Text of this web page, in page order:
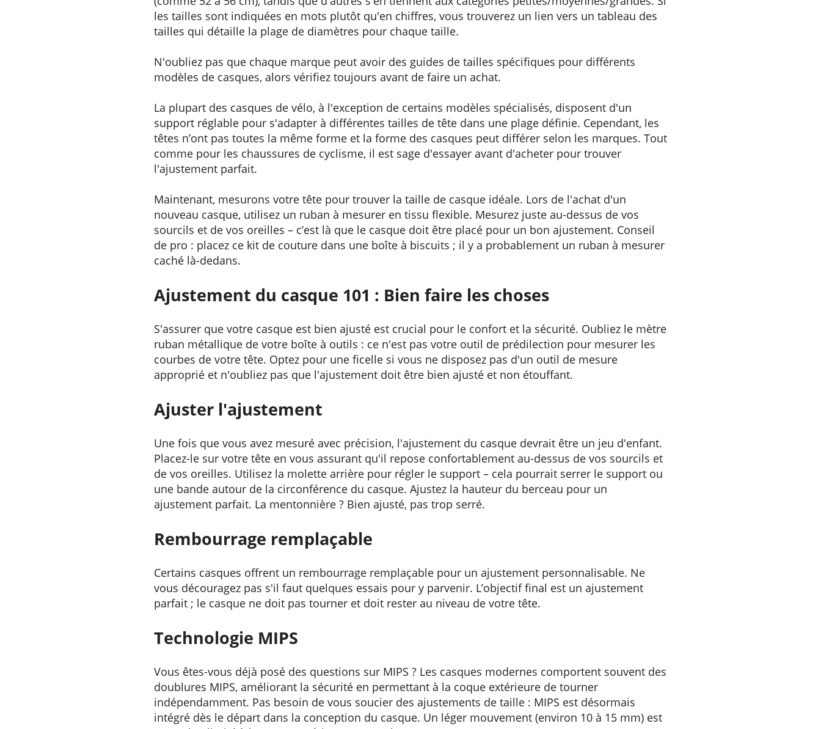
les tailles sont indiquées en mots plutôt qu'en chiffres, vous trouverez un lien vers un tableau des
tailles qui détaille la plage de diamètres pour chaque taille.
N'oubliez pas que chaque marque peut avoir des guides de tailles spécifiques pour différents
modèles de casques, alors vérifiez toujours avant de faire un achat.
La plupart des casques de vélo, à l'exception de certains modèles spécialisés, disposent d'un
support réglable pour s'adapter à différentes tailles de tête dans une plage définie. Cependant, les
têtes n’ont pas toutes la même forme et la forme des casques peut différer selon les marques. Tout
comme pour les chaussures de cyclisme, il est sage d'essayer avant d'acheter pour trouver
l'ajustement parfait.
Maintenant, mesurons votre tête pour trouver la taille de casque idéale. Lors de l'achat d'un
nouveau casque, utilisez un ruban à mesurer en tissu flexible. Mesurez juste au-dessus de vos
sourcils et de vos oreilles – c’est là que le casque doit être placé pour un bon ajustement. Conseil
de pro : placez ce kit de couture dans une boîte à biscuits ; il y a probablement un ruban à mesurer
caché là-dedans.
Ajustement du casque 101 : Bien faire les choses
S'assurer que votre casque est bien ajusté est crucial pour le confort et la sécurité. Oubliez le mètre
ruban métallique de votre boîte à outils : ce n'est pas votre outil de prédilection pour mesurer les
courbes de votre tête. Optez pour une ficelle si vous ne disposez pas d'un outil de mesure
approprié et n'oubliez pas que l'ajustement doit être bien ajusté et non étouffant.
Ajuster l'ajustement
Une fois que vous avez mesuré avec précision, l'ajustement du casque devrait être un jeu d'enfant.
Placez-le sur votre tête en vous assurant qu'il repose confortablement au-dessus de vos sourcils et
de vos oreilles. Utilisez la molette arrière pour régler le support – cela pourrait serrer le support ou
une bande autour de la circonférence du casque. Ajustez la hauteur du berceau pour un
ajustement parfait. La mentonnière ? Bien ajusté, pas trop serré.
Rembourrage remplaçable
Certains casques offrent un rembourrage remplaçable pour un ajustement personnalisable. Ne
vous découragez pas s'il faut quelques essais pour y parvenir. L’objectif final est un ajustement
parfait ; le casque ne doit pas tourner et doit rester au niveau de votre tête.
Technologie MIPS
Vous êtes-vous déjà posé des questions sur MIPS ? Les casques modernes comportent souvent des
doublures MIPS, améliorant la sécurité en permettant à la coque extérieure de tourner
indépendamment. Pas besoin de vous soucier des ajustements de taille : MIPS est désormais
intégré dès le départ dans la conception du casque. Un léger mouvement (environ 10 à 15 mm) est